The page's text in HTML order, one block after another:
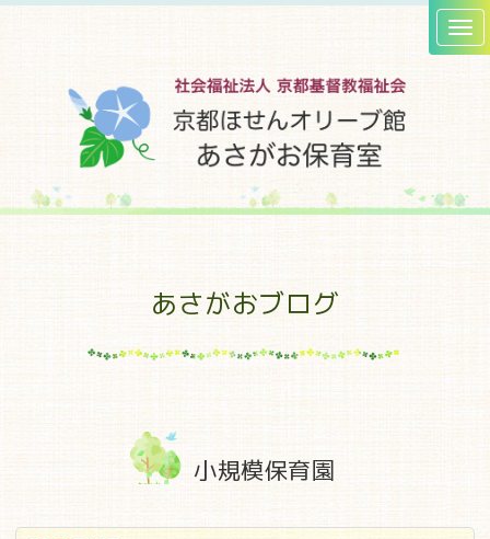
あさがおブログ
小規模保育園